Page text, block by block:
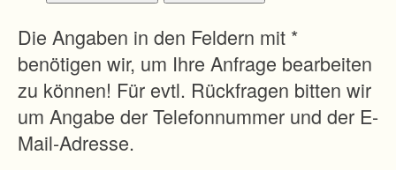
Die Angaben in den Feldern mit *
benötigen wir, um Ihre Anfrage bearbeiten
zu können! Für evtl. Rückfragen bitten wir
um Angabe der Telefonnummer und der E-
Mail-Adresse.